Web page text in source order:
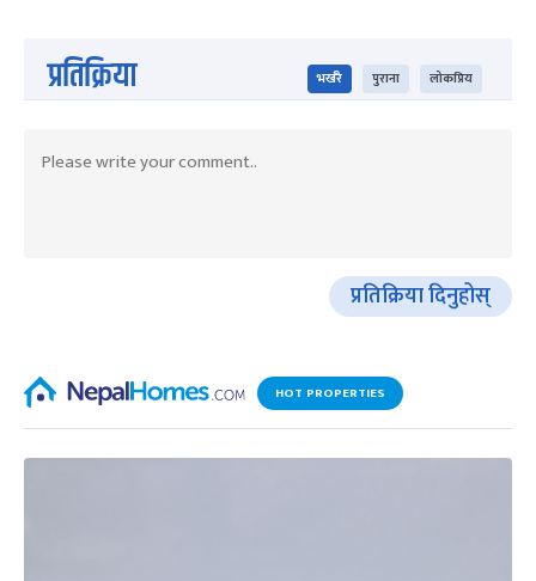
प्रतिक्रिया भर्खरै पुराना लोकप्रिय
प्रतिक्रिया दिनुहोस्
HOT PROPERTIES